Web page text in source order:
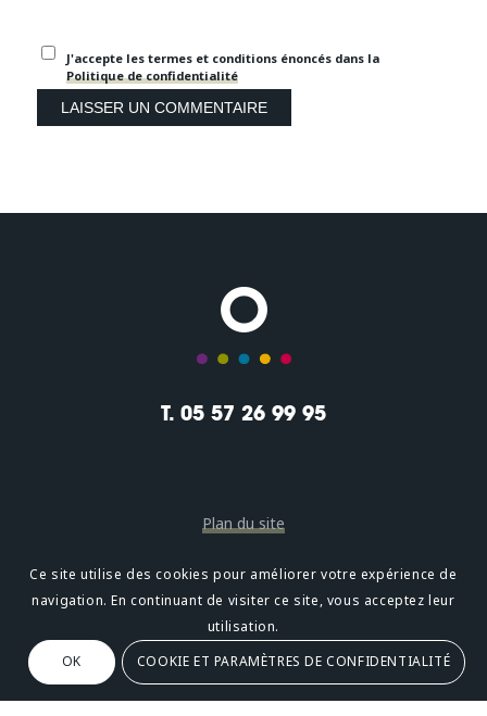
J'accepte les termes et conditions énoncés dans la
Politique de confidentialité
T. 05 57 26 99 95
Plan du site
Mentions légales
Confidentialité
Oméni2, avenue Léonard de Vinci 33600 PESSAC
Ce site utilise des cookies pour améliorer votre expérience de
navigation. En continuant de visiter ce site, vous acceptez leur
utilisation.
OK
COOKIE ET PARAMÈTRES DE CONFIDENTIALITÉ